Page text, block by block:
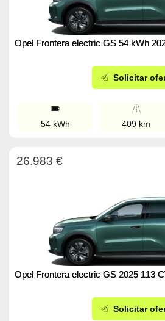
Opel Frontera electric GS 54 kWh
Solicitar
54 kWh 409 km
26.983 €
Opel Frontera electric GS 2025 113
Solicitar